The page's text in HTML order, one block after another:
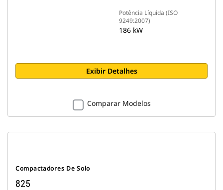
Potência Líquida (ISO
9249:2007)
186 kW
Exibir Detalhes
Comparar Modelos
Compactadores De Solo
825